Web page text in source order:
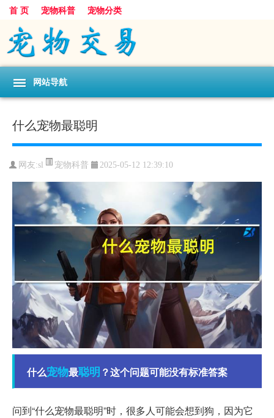
首 页 宠物科普 宠物分类
网站导航
什么宠物最聪明
网友:sl 宠物科普 2025-05-12 12:39:10
什么宠物最聪明 ？这个问题可能没有标准答案
问到“什么宠物最聪明”时，很多人可能会想到狗，因为它